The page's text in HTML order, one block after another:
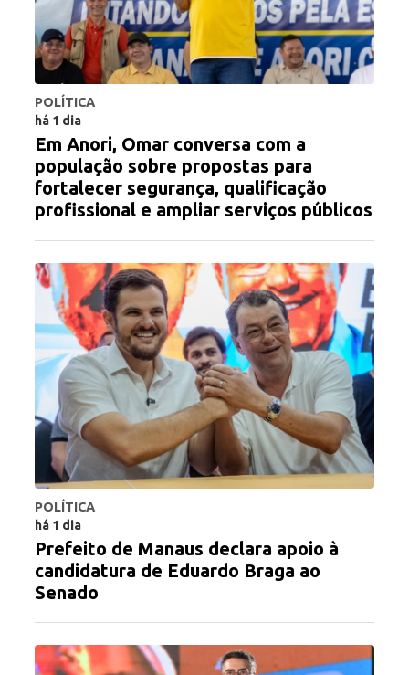
POLÍTICA
há 1 dia
Em Anori, Omar conversa com a
população sobre propostas para
fortalecer segurança, qualificação
profissional e ampliar serviços públicos
POLÍTICA
há 1 dia
Prefeito de Manaus declara apoio à
candidatura de Eduardo Braga ao
Senado